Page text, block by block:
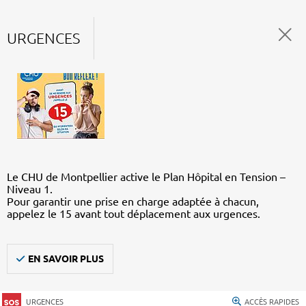
URGENCES
Le CHU de Montpellier active le Plan Hôpital en Tension –
Niveau 1.
Pour garantir une prise en charge adaptée à chacun,
appelez le 15 avant tout déplacement aux urgences.
EN SAVOIR PLUS
URGENCES ACCÈS RAPIDES